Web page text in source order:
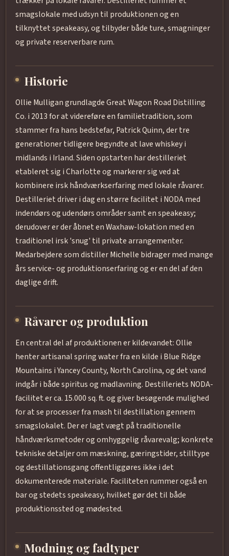
smagslokale med udsyn til produktionen og en
tilknyttet speakeasy, og tilbyder både ture, smagninger
og private reserverbare rum.
Historie
Ollie Mulligan grundlagde Great Wagon Road Distilling
Co. i 2013 for at videreføre en familie­tradition, som
stammer fra hans bedstefar, Patrick Quinn, der tre
generationer tidligere begyndte at lave whiskey i
midlands i Irland. Siden opstarten har destilleriet
etableret sig i Charlotte og markerer sig ved at
kombinere irsk håndværkserfaring med lokale råvarer.
Destilleriet driver i dag en større facilitet i NODA med
indendørs og udendørs områder samt en speakeasy;
derudover er der åbnet en Waxhaw-lokation med en
traditionel irsk 'snug' til private arrangementer.
Medarbejdere som distiller Michelle bidrager med mange
års service- og produktionserfaring og er en del af den
daglige drift.
Råvarer og produktion
En central del af produktionen er kildevandet: Ollie
henter artisanal spring water fra en kilde i Blue Ridge
Mountains i Yancey County, North Carolina, og det vand
indgår i både spiritus og madlavning. Destilleriets NODA-
facilitet er ca. 15.000 sq. ft. og giver besøgende mulighed
for at se processer fra mash til destillation gennem
smagslokalet. Der er lagt vægt på traditionelle
håndværksmetoder og omhyggelig råvarevalg; konkrete
tekniske detaljer om mæskning, gæringstider, stilltype
og destillationsgang offentliggøres ikke i det
dokumenterede materiale. Faciliteten rummer også en
bar og stedets speakeasy, hvilket gør det til både
produktionssted og mødested.
Modning og fadtyper